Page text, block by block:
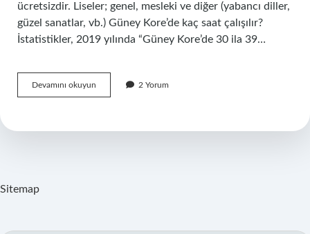
ücretsizdir. Liseler; genel, mesleki ve diğer (yabancı diller,
güzel sanatlar, vb.) Güney Kore’de kaç saat çalışılır?
İstatistikler, 2019 yılında “Güney Kore’de 30 ila 39…
Devamını okuyun
Dersler
2 Yorum
Sitemap